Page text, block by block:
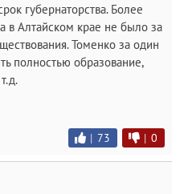
губернаторства. Более
в Алтайском крае не было за
Томенко за один
полностью образование,
| 73 | 0